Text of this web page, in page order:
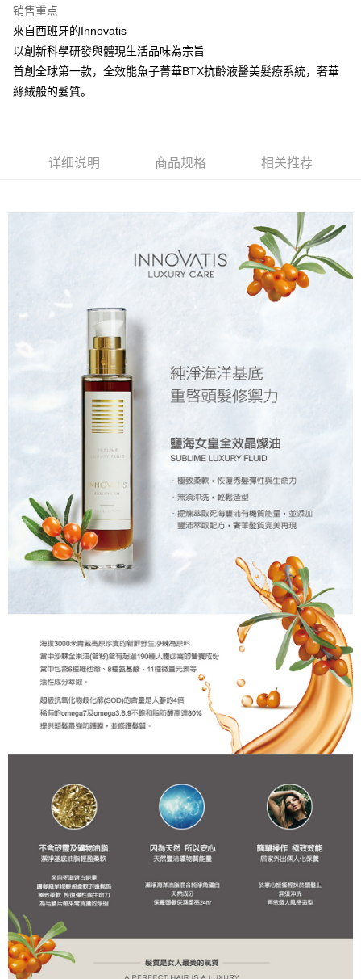
台新国际商业银行
台湾乐天信用卡公司
元大商业银行
玉山商业银行
台湾乐天信用卡公司
悠遊付
Plus PAY
全家取貨付款
每笔NT$80，满NT$2,000(含以上)免运费
每笔NT$80，满NT$2,000(含以上)免运费
每笔NT$80，满NT$2,000(含以上)免运费
每笔NT$120，满NT$2,000(含以上)免运费
销售重点
來自西班牙的Innovatis
以創新科學研發與體現生活品味為宗旨
首創全球第一款，全效能魚子菁華BTX抗齡液醫美髮療系統，奢華
絲絨般的髮質。
详细说明 商品规格 相关推荐